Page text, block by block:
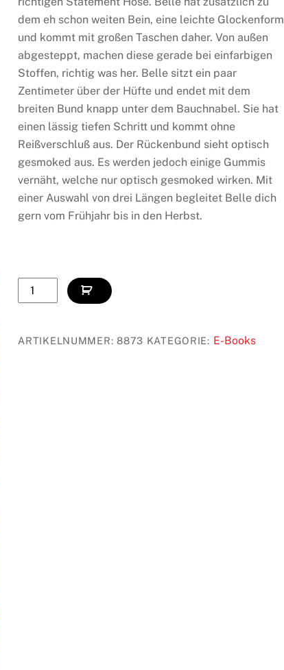
dem eh schon weiten Bein, eine leichte Glockenform
und kommt mit großen Taschen daher. Von außen
abgesteppt, machen diese gerade bei einfarbigen
Stoffen, richtig was her. Belle sitzt ein paar
Zentimeter über der Hüfte und endet mit dem
breiten Bund knapp unter dem Bauchnabel. Sie hat
einen lässig tiefen Schritt und kommt ohne
Reißverschluß aus. Der Rückenbund sieht optisch
gesmoked aus. Es werden jedoch einige Gummis
vernäht, welche nur optisch gesmoked wirken. Mit
einer Auswahl von drei Längen begleitet Belle dich
gern vom Frühjahr bis in den Herbst.
Hose
Belle
Menge
ARTIKELNUMMER:8873 KATEGORIE: E-Books